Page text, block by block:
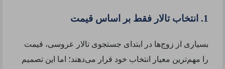
1. انتخاب تالار فقط بر اساس قیمت
بسیاری از زوج‌ها در ابتدای جستجوی تالار عروسی، قیمت
را مهم‌ترین معیار انتخاب خود قرار می‌دهند؛ اما این تصمیم